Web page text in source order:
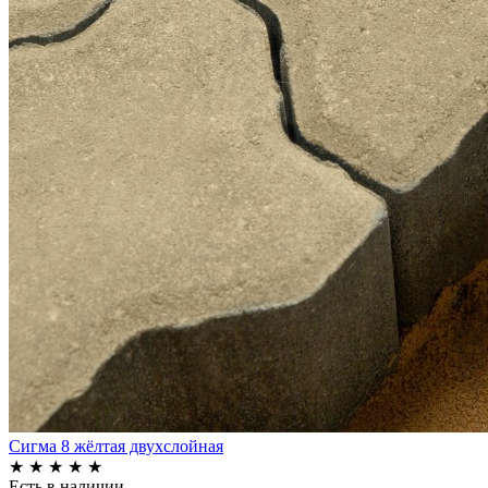
Сигма 8 жёлтая двухслойная
★ ★ ★ ★ ★